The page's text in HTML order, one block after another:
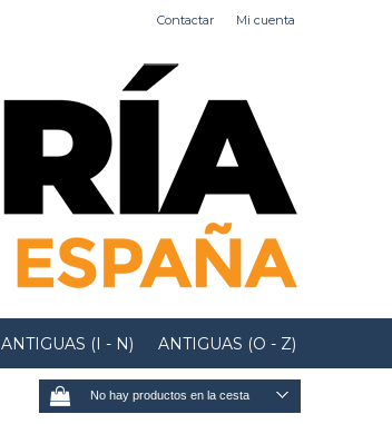
Contactar Mi cuenta
ANTIGUAS (I - N) ANTIGUAS (O - Z)
No hay productos en la cesta